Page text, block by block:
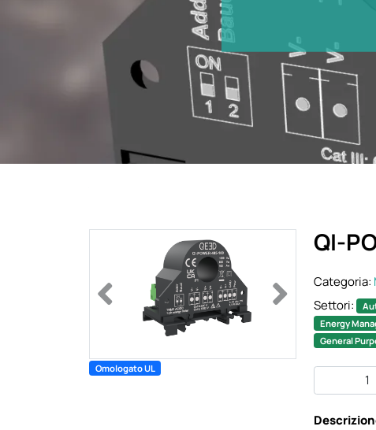
Previous Next
Omologato UL
QI-
Categoria:
Settori:
Energy
General